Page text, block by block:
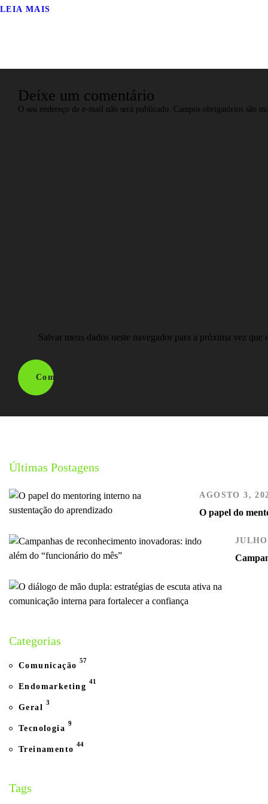
LEIA MAIS
Deixe um comentário
O seu endereço de e-mail não será publicado. Campos obrigatórios são
Salvar meus dados neste navegador para a próxima vez que
Comentar
Últimas Postagens
AGOSTO 3,
O papel do
Categorias
Comunicação
57
Endomarketing
41
Geral
3
Tecnologia
9
Treinamento
44
Tags